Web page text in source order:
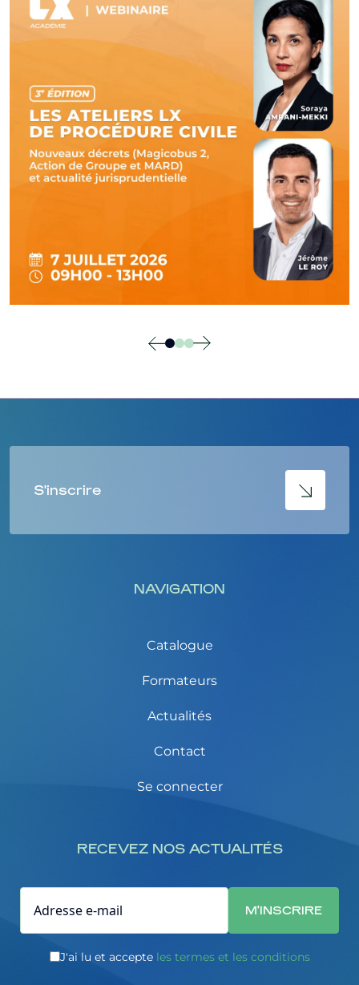
S'inscrire
NAVIGATION
Catalogue
Formateurs
Actualités
Contact
Se connecter
RECEVEZ NOS ACTUALITÉS
J'ai lu et accepte les termes et les conditions